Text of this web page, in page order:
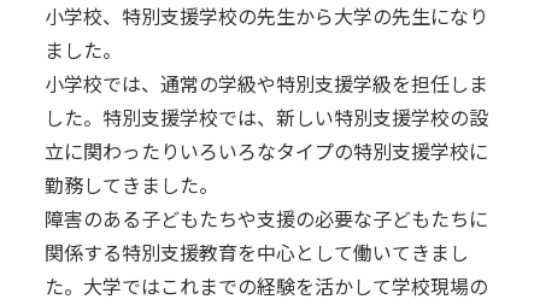
小学校、特別支援学校の先生から大学の先生になり
ました。
小学校では、通常の学級や特別支援学級を担任しま
した。特別支援学校では、新しい特別支援学校の設
立に関わったりいろいろなタイプの特別支援学校に
勤務してきました。
障害のある子どもたちや支援の必要な子どもたちに
関係する特別支援教育を中心として働いてきまし
た。大学ではこれまでの経験を活かして学校現場の